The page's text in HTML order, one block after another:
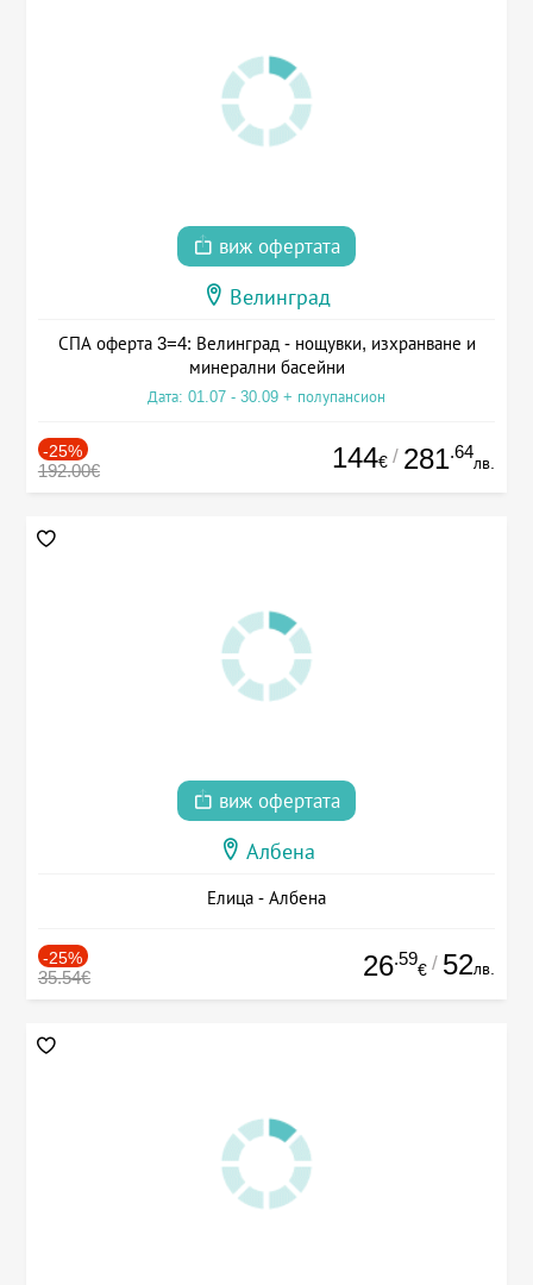
виж офертата
Велинград
СПА оферта 3=4: Велинград - нощувки, изхранване и
минерални басейни
Дата: 01.07 - 30.09 + полупансион
-25%
192.00€ 144€ / 281.64
лв.
виж офертата
Албена
Елица - Албена
-25%
35.54€ 26.59
€ / 52лв.